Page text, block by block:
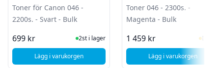
Toner för Canon 046 -
2200s. - Svart - Bulk
699 kr I Lager
2st i lager
Lägg i varukorgen, Kompatibelt Toner för Canon 046 - 2200s. - Svart - Bulk
Toner 046 - 2300s. -
Magenta - Bulk
1 459 kr I
Lägg i varukorgen
, Canon Toner